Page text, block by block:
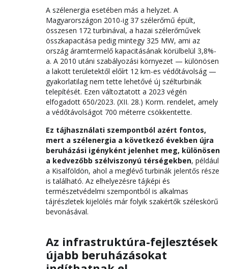
A szélenergia esetében más a helyzet. A
Magyarországon 2010-ig 37 szélerőmű épült,
összesen 172 turbinával, a hazai szélerőművek
összkapacitása pedig mintegy 325 MW, ami az
ország áramtermelő kapacitásának körülbelül 3,8%-
a. A 2010 utáni szabályozási környezet — különösen
a lakott területektől előírt 12 km-es védőtávolság —
gyakorlatilag nem tette lehetővé új szélturbinák
telepítését. Ezen változtatott a 2023 végén
elfogadott 650/2023. (XII. 28.) Korm. rendelet, amely
a védőtávolságot 700 méterre csökkentette.
Ez tájhasználati szempontból azért fontos,
mert a szélenergia a következő években újra
beruházási igényként jelenhet meg, különösen
a kedvezőbb szélviszonyú térségekben, például
a Kisalföldön, ahol a meglévő turbinák jelentős része
is található. Az elhelyezésre tájképi és
természetvédelmi szempontból is alkalmas
tájrészletek kijelölés már folyik szakértők széleskörű
bevonásával.
Az infrastruktúra-fejlesztések
újabb beruházásokat